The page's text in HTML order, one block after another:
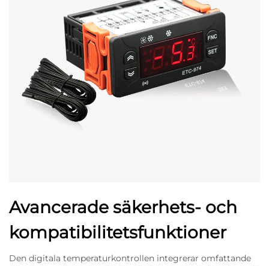
Avancerade säkerhets- och
kompatibilitetsfunktioner
Den digitala temperaturkontrollen integrerar omfattande